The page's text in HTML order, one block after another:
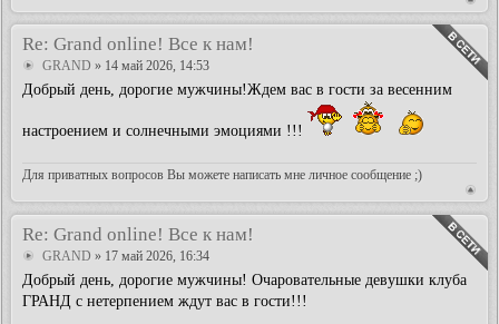
Re: Grand online! Все к нам!
GRAND » 14 май 2026, 14:53
Добрый день, дорогие мужчины!Ждем вас в гости за весенним
настроением и солнечными эмоциями !!!
Для приватных вопросов Вы можете написать мне личное сообщение ;)
Re: Grand online! Все к нам!
GRAND » 17 май 2026, 16:34
Добрый день, дорогие мужчины! Очаровательные девушки клуба
ГРАНД с нетерпением ждут вас в гости!!!